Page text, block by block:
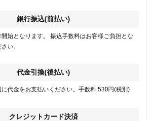
銀行振込(前払い)
開始となります。 振込手数料はお客様ご負担とな
い。
代金引換(後払い)
代金をお支払いください。手数料:530円(税別)
クレジットカード決済